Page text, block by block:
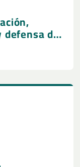
de
la